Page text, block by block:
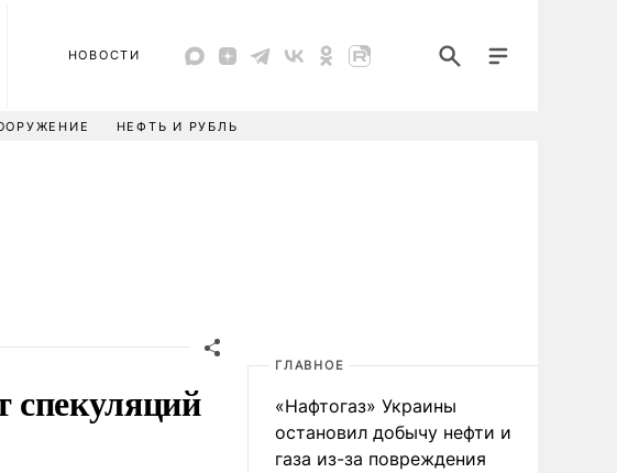
НОВОСТИ
НЕФТЬ И РУБЛЬ
ГЛАВНОЕ
«Нафтогаз» Украины
остановил добычу нефти и
газа из-за повреждения